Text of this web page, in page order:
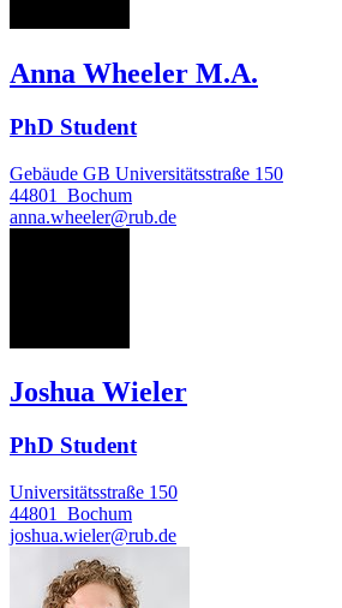
Anna Wheeler M.A.
PhD Student
Gebäude GB Universitätsstraße 150
44801
Bochum
anna.wheeler@rub.de
Joshua Wieler
PhD Student
Universitätsstraße 150
44801
Bochum
joshua.wieler@rub.de